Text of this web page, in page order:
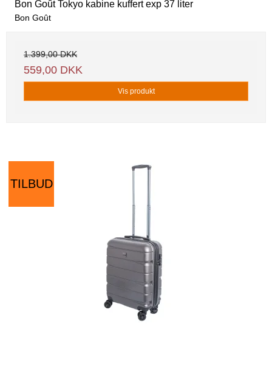
Bon Goût Tokyo kabine kuffert exp 37 liter
Bon Goût
1.399,00 DKK
559,00 DKK
Vis produkt
TILBUD